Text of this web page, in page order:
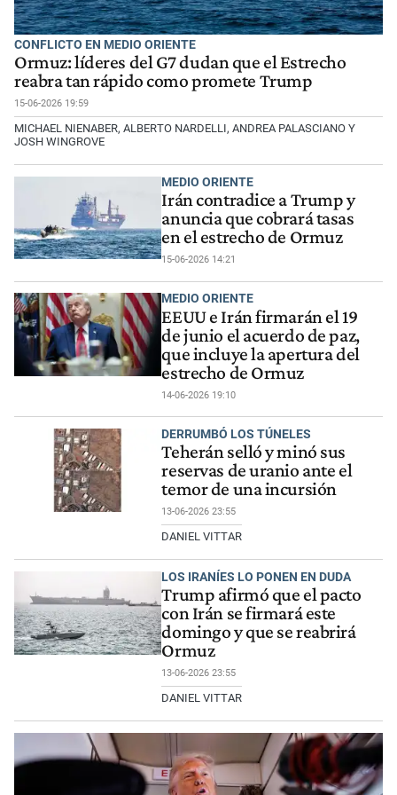
CONFLICTO EN MEDIO ORIENTE
Ormuz: líderes del G7 dudan que el Estrecho
reabra tan rápido como promete Trump
15-06-2026 19:59
MICHAEL NIENABER, ALBERTO NARDELLI, ANDREA PALASCIANO Y
JOSH WINGROVE
MEDIO ORIENTE
Irán contradice a Trump y
anuncia que cobrará tasas
en el estrecho de Ormuz
15-06-2026 14:21
MEDIO ORIENTE
EEUU e Irán firmarán el 19
de junio el acuerdo de paz,
que incluye la apertura del
estrecho de Ormuz
14-06-2026 19:10
DERRUMBÓ LOS TÚNELES
Teherán selló y minó sus
reservas de uranio ante el
temor de una incursión
13-06-2026 23:55
DANIEL VITTAR
LOS IRANÍES LO PONEN EN DUDA
Trump afirmó que el pacto
con Irán se firmará este
domingo y que se reabrirá
Ormuz
13-06-2026 23:55
DANIEL VITTAR